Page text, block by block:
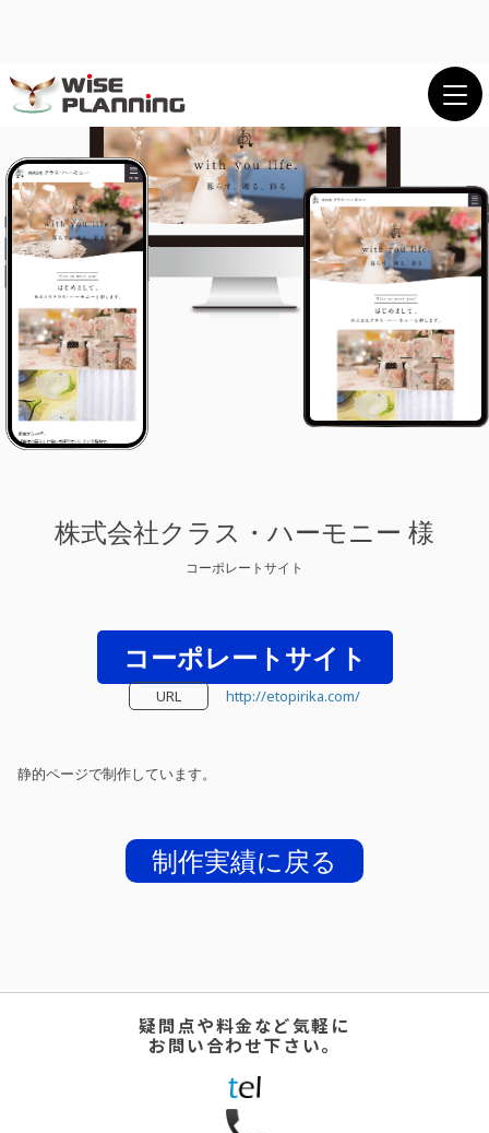
プロジェクションマッピング映像制作会社。
機材選定から施工までワンストップで提供。
メニュー
閉じる
株式会社クラス・ハーモニー 様
コーポレートサイト
コーポレートサイト
URL http://etopirika.com/
静的ページで制作しています。
制作実績に戻る
疑問点や料金など気軽に
お問い合わせ下さい。